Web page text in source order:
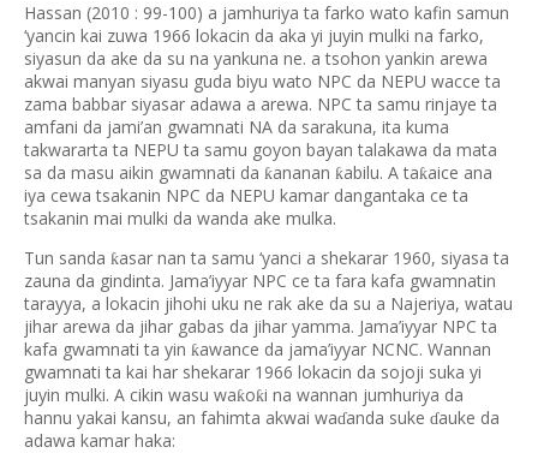
Hassan (2010 : 99-100) a jamhuriya ta farko wato kafin samun
‘yancin kai zuwa 1966 lokacin da aka yi juyin mulki na farko,
siyasun da ake da su na yankuna ne. a tsohon yankin arewa
akwai manyan siyasu guda biyu wato NPC da NEPU wacce ta
zama babbar siyasar adawa a arewa. NPC ta samu rinjaye ta
amfani da jami’an gwamnati NA da sarakuna, ita kuma
takwararta ta NEPU ta samu goyon bayan talakawa da mata
sa da masu aikin gwamnati da ƙananan ƙabilu. A taƙaice ana
iya cewa tsakanin NPC da NEPU kamar dangantaka ce ta
tsakanin mai mulki da wanda ake mulka.
Tun sanda ƙasar nan ta samu ‘yanci a shekarar 1960, siyasa ta
zauna da gindinta. Jama’iyyar NPC ce ta fara kafa gwamnatin
tarayya, a lokacin jihohi uku ne rak ake da su a Najeriya, watau
jihar arewa da jihar gabas da jihar yamma. Jama’iyyar NPC ta
kafa gwamnati ta yin ƙawance da jama’iyyar NCNC. Wannan
gwamnati ta kai har shekarar 1966 lokacin da sojoji suka yi
juyin mulki. A cikin wasu waƙoƙi na wannan jumhuriya da
hannu yakai kansu, an fahimta akwai waɗanda suke ɗauke da
adawa kamar haka: